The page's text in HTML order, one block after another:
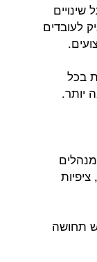
לעובדים
בכל
יותר.
תחושה